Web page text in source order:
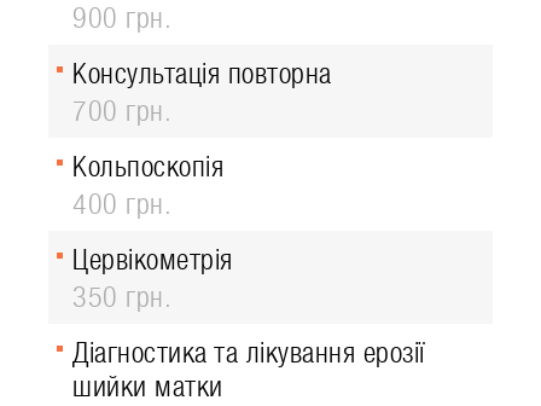
900 грн.
Консультація повторна
700 грн.
Кольпоскопія
400 грн.
Цервікометрія
350 грн.
Діагностика та лікування ерозії
шийки матки